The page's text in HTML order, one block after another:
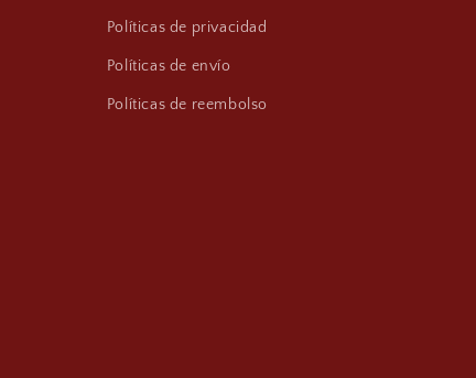
Políticas de privacidad
Políticas de envío
Políticas de reembolso